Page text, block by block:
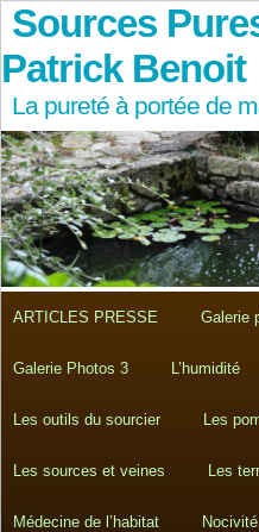
Sources
Patrick Benoit
La pureté à portée de
ARTICLES PRESSE Galerie
Galerie Photos 3 L’humidité
Les outils du sourcier Les
Les sources et veines Les
Médecine de l’habitat